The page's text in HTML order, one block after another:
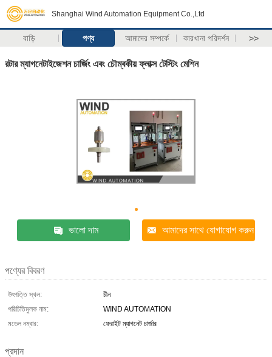
Shanghai Wind Automation Equipment Co.,Ltd
বাড়ি পণ্য আমাদের সম্পর্কে কারখানা পরিদর্শন >>
রটার ম্যাগনেটাইজেশন চার্জিং এবং চৌম্বকীয় ফ্লাক্স টেস্টিং মেশিন
ভালো দাম আমাদের সাথে যোগাযোগ করুন
পণ্যের বিবরণ
উৎপত্তি স্থল:
চীন
পরিচিতিমুলক নাম:
WIND AUTOMATION
মডেল নম্বার:
ফেরাইট ম্যাগনেট চার্জার
প্রদান